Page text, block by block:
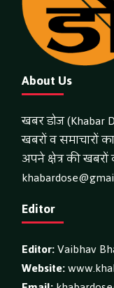
About Us
खबर डोज (Khabar
खबरों व समाचारों
अपने क्षेत्र की
Editor
Editor:Vaibhav
Website: